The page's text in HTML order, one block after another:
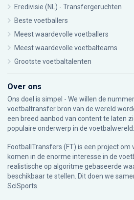
Eredivisie (NL) - Transfergeruchten
Beste voetballers
Meest waardevolle voetballers
Meest waardevolle voetbalteams
Grootste voetbaltalenten
Over ons
Ons doel is simpel - We willen de
voetbaltransfer bron van de wereld
een breed aanbod van content te laten
populaire onderwerp in de
FootballTransfers (FT) is een project
komen in de enorme interesse in de
realistische op algoritme gebaseerde
beschikbaar te stellen. Dit doen we
SciSports